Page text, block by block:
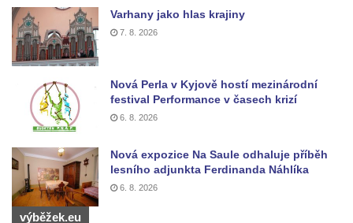
Kaple svatého Huberta u hradiště Hrádek u
Libochovan
Kostel Narození Panny Marie v
Libochovanech
Márnice u kostel svatého Jana
Nepomuckého ve Starých Křečanech
Kostel svatého Jana Nepomuckého ve
Starých Křečanech
Kostel svatého Václava v Srbské Kamenici
Varhany jako hlas krajiny
7. 8. 2026
Nová Perla v Kyjově hostí mezinárodní
festival Performance v časech krizí
6. 8. 2026
Nová expozice Na Saule odhaluje příběh
lesního adjunkta Ferdinanda Náhlíka
6. 8. 2026
výběžek.eu